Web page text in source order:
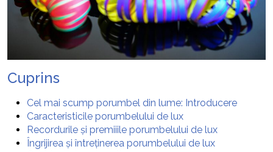
Cuprins
Cel mai scump porumbel din lume: Introducere
Caracteristicile porumbelului de lux
Recordurile și premiiile porumbelului de lux
Îngrijirea și întreținerea porumbelului de lux